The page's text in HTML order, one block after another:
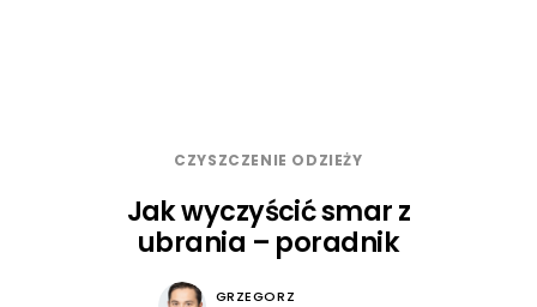
CZYSZCZENIE ODZIEŻY
Jak wyczyścić smar z
ubrania – poradnik
GRZEGORZ